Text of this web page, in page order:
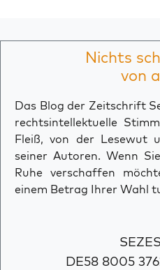
Nichts
von
Das Blog der Zeitschrift
rechtsintellektuelle
Fleiß, von der Lesewut
seiner Autoren. Wenn
Ruhe verschaffen
einem Betrag Ihrer Wahl
DE58 8005